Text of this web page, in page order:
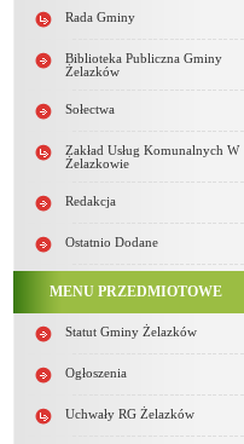
Rada Gminy
Biblioteka Publiczna Gminy
Żelazków
Sołectwa
Zakład Usług Komunalnych W
Żelazkowie
Redakcja
Ostatnio Dodane
MENU PRZEDMIOTOWE
Statut Gminy Żelazków
Ogłoszenia
Uchwały RG Żelazków